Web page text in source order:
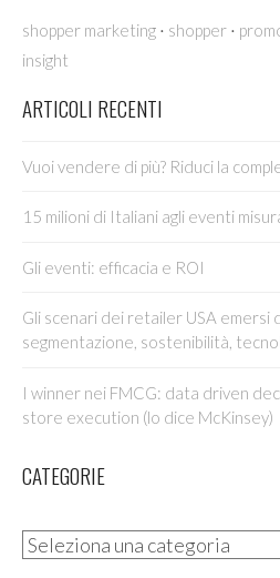
shopper marketing · shopper ·
insight
ARTICOLI RECENTI
Vuoi vendere di più? Riduci la
15 milioni di Italiani agli eventi
Gli eventi: efficacia e ROI
Gli scenari dei retailer USA emersi
segmentazione, sostenibilità,
I winner nei FMCG: data driven
store execution (lo dice McKinsey)
CATEGORIE